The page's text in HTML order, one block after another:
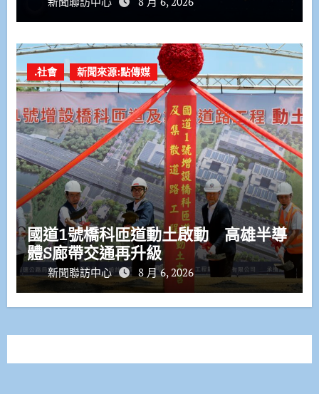
.社會 新聞來源:點傳媒
國道1號橋科匝道動土啟動 高雄半導
體S廊帶交通再升級
新聞聯訪中心 8 月 6, 2026